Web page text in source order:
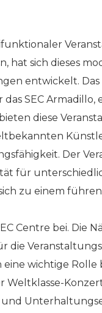
hat sich dieses
entwickelt. Das
SEC
diese
Der
zu einem
Centre bei. Die
eine wichtige
und